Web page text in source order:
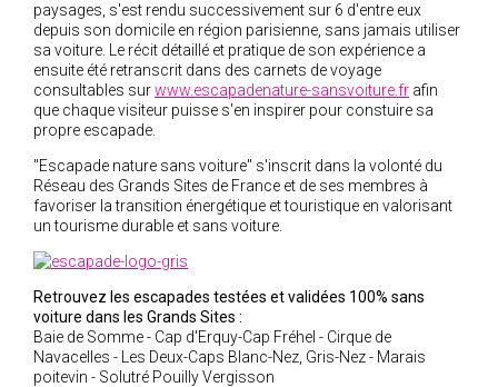
2008
2007
2006
2005
paysages, s'est rendu successivement sur 6 d'entre eux
depuis son domicile en région parisienne, sans jamais utiliser
sa voiture. Le récit détaillé et pratique de son expérience a
ensuite été retranscrit dans des carnets de voyage
consultables surwww.escapadenature-sansvoiture.fr afin
que chaque visiteur puisse s'en inspirer pour constuire sa
propre escapade.
"Escapade nature sans voiture" s'inscrit dans la volonté du
Réseau des Grands Sites de France et de ses membres à
favoriser la transition énergétique et touristique en valorisant
un tourisme durable et sans voiture.
Retrouvez les escapades testées et validées 100% sans
voiture dans les Grands Sites :
Baie de Somme - Cap d'Erquy-Cap Fréhel - Cirque de
Navacelles - Les Deux-Caps Blanc-Nez, Gris-Nez - Marais
poitevin - Solutré Pouilly Vergisson